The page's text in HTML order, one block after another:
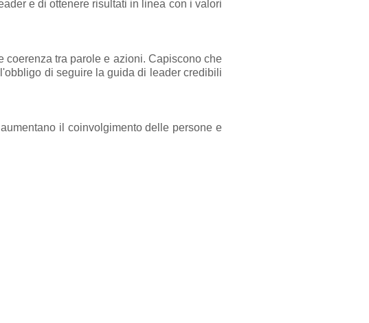
e di ottenere risultati in linea con i valori
tra parole e azioni. Capiscono che
di seguire la guida di leader credibili
il coinvolgimento delle persone e